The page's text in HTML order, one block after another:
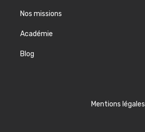
Nos missions
Académie
Blog
Mentions légales